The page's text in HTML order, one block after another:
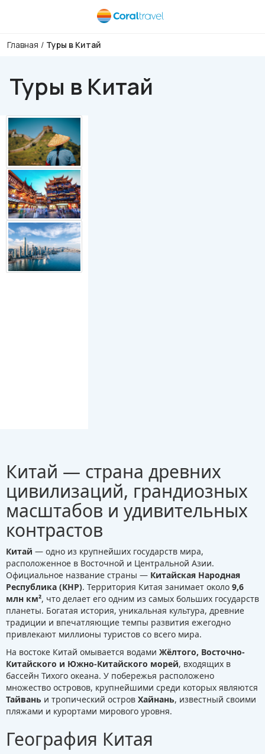
Главная / Туры в Китай
Туры в Китай
Китай — страна древних
цивилизаций, грандиозных
масштабов и удивительных
контрастов
Китай — одно из крупнейших государств мира,
расположенное в Восточной и Центральной Азии.
Официальное название страны — Китайская Народная
Республика (КНР). Территория Китая занимает около 9,6
млн км², что делает его одним из самых больших государств
планеты. Богатая история, уникальная культура, древние
традиции и впечатляющие темпы развития ежегодно
привлекают миллионы туристов со всего мира.
На востоке Китай омывается водами Жёлтого, Восточно-
Китайского и Южно-Китайского морей, входящих в
бассейн Тихого океана. У побережья расположено
множество островов, крупнейшими среди которых являются
Тайвань и тропический остров Хайнань, известный своими
пляжами и курортами мирового уровня.
География Китая